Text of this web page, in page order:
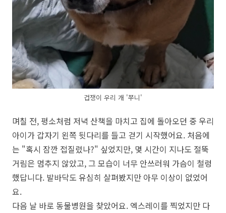
겁쟁이 우리 개 '쭈니'
며칠 전, 평소처럼 저녁 산책을 마치고 집에 돌아오던 중 우리
아이가 갑자기 왼쪽 뒷다리를 들고 걷기 시작했어요. 처음에
는 "혹시 잠깐 접질렸나?" 싶었지만, 몇 시간이 지나도 절뚝
거림은 멈추지 않았고, 그 모습이 너무 안쓰러워 가슴이 철렁
했답니다. 발바닥도 유심히 살펴봤지만 아무 이상이 없었어
요.
다음 날 바로 동물병원을 찾았어요. 엑스레이를 찍었지만 다